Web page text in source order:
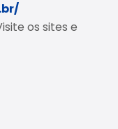
os sites e